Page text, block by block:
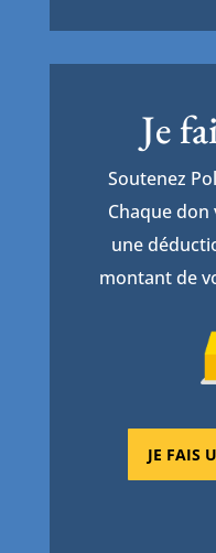
Je
Soutenez
Chaque
une
montant de
JE FAIS